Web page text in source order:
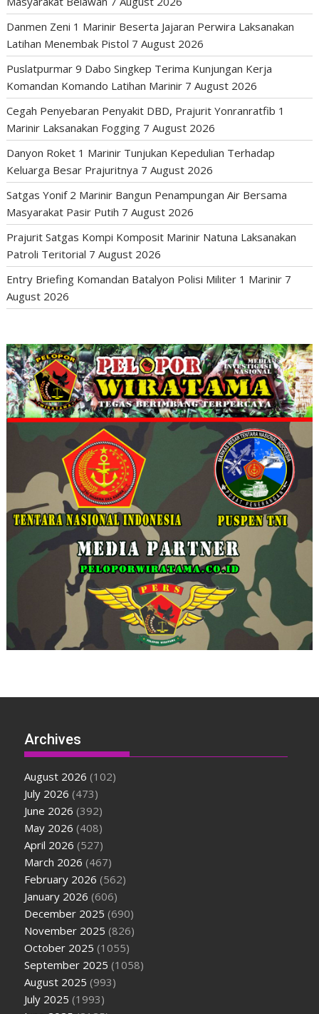
Danmen Zeni 1 Marinir Beserta Jajaran Perwira Laksanakan
Latihan Menembak Pistol 7 August 2026
Puslatpurmar 9 Dabo Singkep Terima Kunjungan Kerja
Komandan Komando Latihan Marinir 7 August 2026
Cegah Penyebaran Penyakit DBD, Prajurit Yonranratfib 1
Marinir Laksanakan Fogging 7 August 2026
Danyon Roket 1 Marinir Tunjukan Kepedulian Terhadap
Keluarga Besar Prajuritnya 7 August 2026
Satgas Yonif 2 Marinir Bangun Penampungan Air Bersama
Masyarakat Pasir Putih 7 August 2026
Prajurit Satgas Kompi Komposit Marinir Natuna Laksanakan
Patroli Teritorial 7 August 2026
Entry Briefing Komandan Batalyon Polisi Militer 1 Marinir 7
August 2026
Archives
August 2026 (102)
July 2026 (473)
June 2026 (392)
May 2026 (408)
April 2026 (527)
March 2026 (467)
February 2026 (562)
January 2026 (606)
December 2025 (690)
November 2025 (826)
October 2025 (1055)
September 2025 (1058)
August 2025 (993)
July 2025 (1993)